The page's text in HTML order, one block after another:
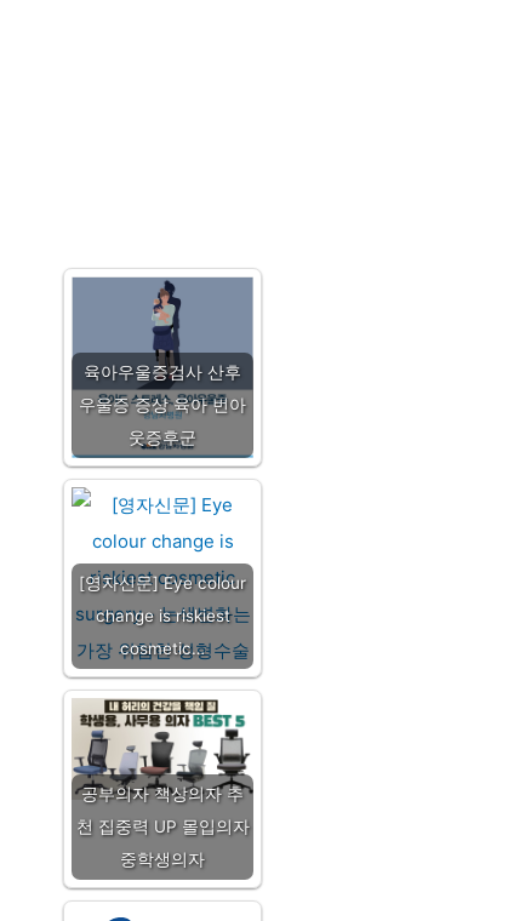
육아우울증검사 산후
우울증 증상 육아 번아
웃증후군
[영자신문] Eye colour
change is riskiest
cosmetic…
공부의자 책상의자 추
천 집중력 UP 몰입의자
중학생의자